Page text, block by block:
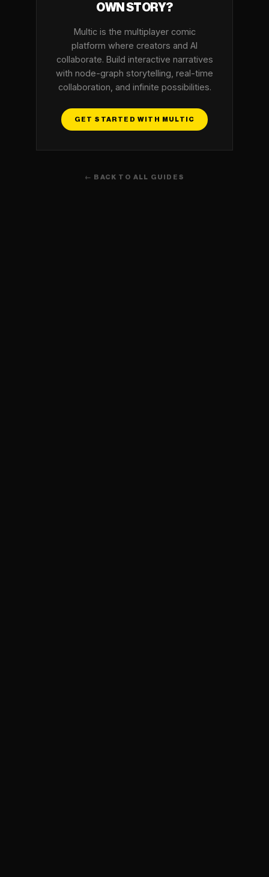
OWN STORY?
Multic is the multiplayer comic
platform where creators and AI
collaborate. Build interactive narratives
with node-graph storytelling, real-time
collaboration, and infinite possibilities.
GET STARTED WITH MULTIC
← BACK TO ALL GUIDES